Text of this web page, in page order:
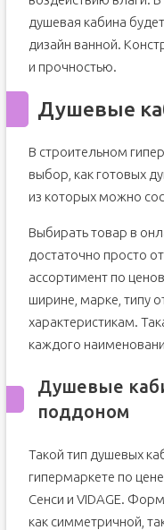
душевая кабина
дизайн ванной.
и прочностью.
Душевые
В строительном
выбор, как готовых
из которых можно
Выбирать товар в
достаточно просто
ассортимент по
ширине, марке, типу
характеристикам.
каждого
Душевые
поддоном
Такой тип душевых
гипермаркете по
Сенси и VIDAGE.
как симметричной,